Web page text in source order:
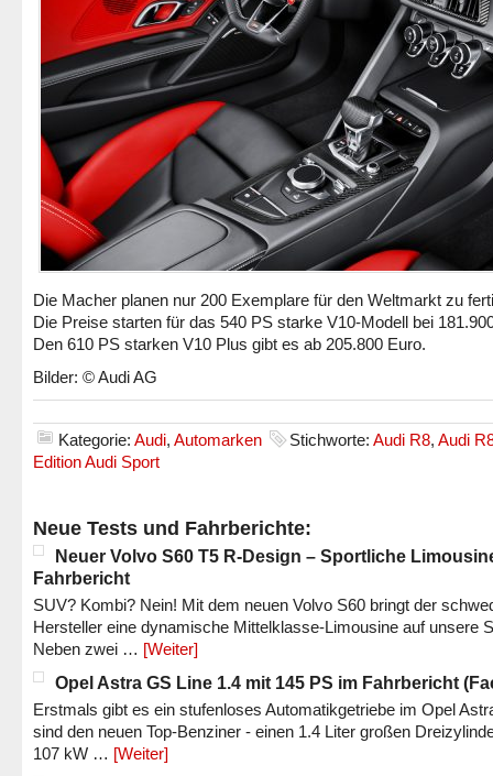
Die Macher planen nur 200 Exemplare für den Weltmarkt zu
Die Preise starten für das 540 PS starke V10-Modell bei
Den 610 PS starken V10 Plus gibt es ab 205.800 Euro.
Bilder: © Audi AG
Kategorie: Audi, Automarken Stichworte: Audi R8, Audi
Edition Audi Sport
Neue Tests und Fahrberichte:
Neuer Volvo S60 T5 R-Design – Sportliche
Fahrbericht
SUV? Kombi? Nein! Mit dem neuen Volvo S60 bringt der
Hersteller eine dynamische Mittelklasse-Limousine auf unsere
Neben zwei … [Weiter]
Opel Astra GS Line 1.4 mit 145 PS im Fahrbericht
Erstmals gibt es ein stufenloses Automatikgetriebe im Opel
sind den neuen Top-Benziner - einen 1.4 Liter großen
107 kW … [Weiter]